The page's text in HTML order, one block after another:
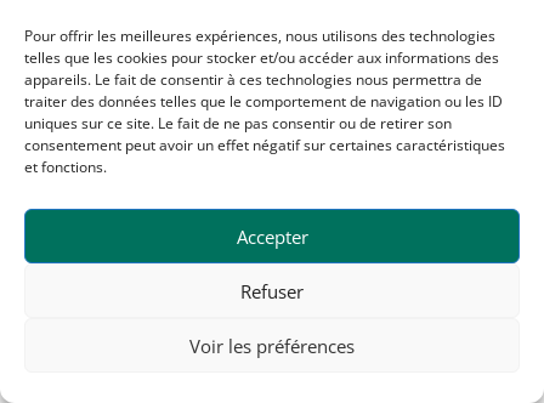
Pour offrir les meilleures expériences, nous utilisons des technologies
telles que les cookies pour stocker et/ou accéder aux informations des
appareils. Le fait de consentir à ces technologies nous permettra de
traiter des données telles que le comportement de navigation ou les ID
uniques sur ce site. Le fait de ne pas consentir ou de retirer son
consentement peut avoir un effet négatif sur certaines caractéristiques
et fonctions.
Accepter
Refuser
Voir les préférences
La voyance, considérée par certains comme une
science divinatoire, par d'autres comme une pratique